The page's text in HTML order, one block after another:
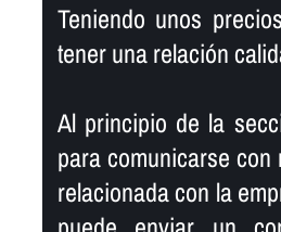
Teniendo unos
tener una relación
Al principio de la
para comunicarse
relacionada con la